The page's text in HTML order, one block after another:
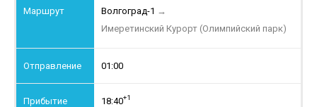
Волгоград-1 →
Имеретинский Курорт (Олимпийский парк)
01:00
18:40+1